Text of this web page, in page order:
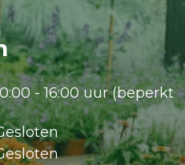
- 16:00 uur (beperkt